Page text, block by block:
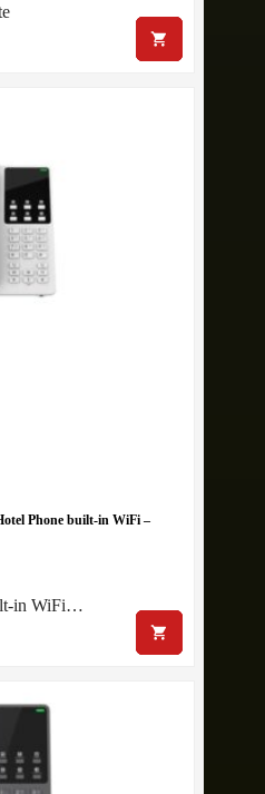
Phone built-in WiFi –
in WiFi…